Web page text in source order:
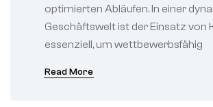
optimierten Abläufen. In einer
Geschäftswelt ist der Einsatz von
essenziell, um wettbewerbsfähig
Read More